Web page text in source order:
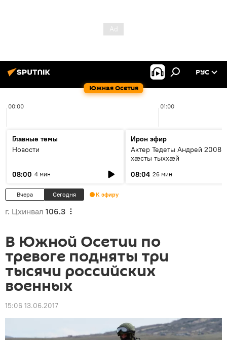
Южная Осетия
РУС
00:00 01:00
Главные темы
Новости
08:00 4 мин
Ирон эфир
Актер Тедеты Андрей 2008
хæсты тыххæй
08:04 26 мин
Вчера Сегодня К эфиру
г. Цхинвал 106.3
В Южной Осетии по
тревоге подняты три
тысячи российских
военных
15:06 13.06.2017